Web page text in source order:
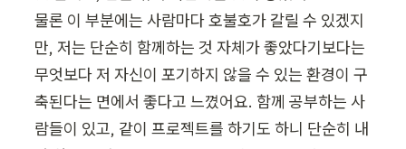
물론 이 부분에는 사람마다 호불호가 갈릴 수 있겠지
만, 저는 단순히 함께하는 것 자체가 좋았다기보다는
무엇보다 저 자신이 포기하지 않을 수 있는 환경이 구
축된다는 면에서 좋다고 느꼈어요. 함께 공부하는 사
람들이 있고, 같이 프로젝트를 하기도 하니 단순히 내